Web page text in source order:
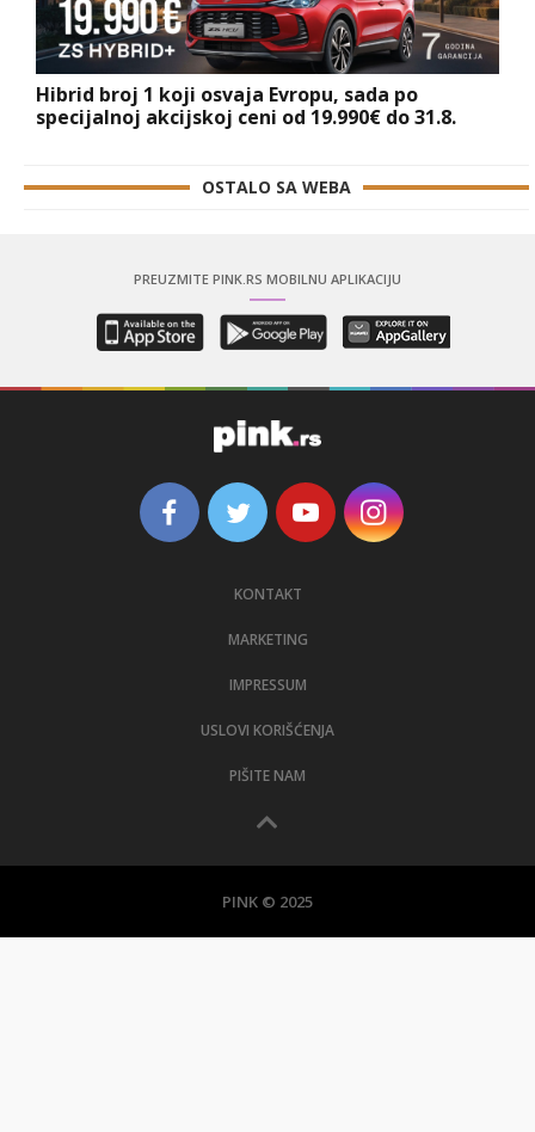
Hibrid broj 1 koji osvaja Evropu, sada po
specijalnoj akcijskoj ceni od 19.990€ do 31.8.
OSTALO SA WEBA
PREUZMITE PINK.RS MOBILNU APLIKACIJU
KONTAKT
MARKETING
IMPRESSUM
USLOVI KORIŠĆENJA
PIŠITE NAM
PINK © 2025